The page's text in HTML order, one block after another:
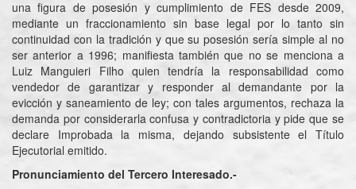
una figura de posesión y cumplimiento de FES desde 2009,
mediante un fraccionamiento sin base legal por lo tanto sin
continuidad con la tradición y que su posesión sería simple al no
ser anterior a 1996; manifiesta también que no se menciona a
Luiz Manguieri Filho quien tendría la responsabilidad como
vendedor de garantizar y responder al demandante por la
evicción y saneamiento de ley; con tales argumentos, rechaza la
demanda por considerarla confusa y contradictoria y pide que se
declare Improbada la misma, dejando subsistente el Título
Ejecutorial emitido.
Pronunciamiento del Tercero Interesado.-